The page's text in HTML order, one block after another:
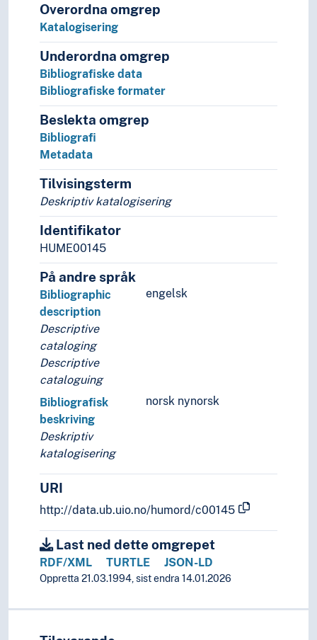
Overordna omgrep
Katalogisering
Underordna omgrep
Bibliografiske data
Bibliografiske formater
Beslekta omgrep
Bibliografi
Metadata
Tilvisingsterm
Deskriptiv katalogisering
Identifikator
HUME00145
På andre språk
engelsk
Bibliographic
description
Descriptive
cataloging
Descriptive
cataloguing
norsk nynorsk
Bibliografisk
beskriving
Deskriptiv
katalogisering
URI
http://data.ub.uio.no/humord/c00145
Last ned dette omgrepet
RDF/XML TURTLE JSON-LD
Oppretta 21.03.1994, sist endra 14.01.2026